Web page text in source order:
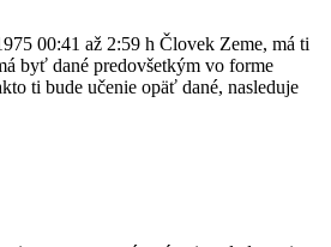
00:41 až 2:59 h Človek Zeme, má ti
byť dané predovšetkým vo forme
ti bude učenie opäť dané, nasleduje